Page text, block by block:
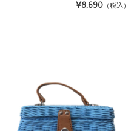
¥8,690 （税込）